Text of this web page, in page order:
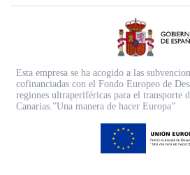
Esta empresa se ha acogido a las
cofinanciadas con el Fondo Europeo de
regiones ultraperiféricas para el transporte
Canarias.”Una manera de hacer Europa”